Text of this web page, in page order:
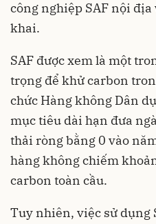
công nghiệp SAF nội
khai.
SAF được xem là một
trọng để khử carbon
chức Hàng không Dân
mục tiêu dài hạn đưa
thải ròng bằng 0 vào
hàng không chiếm
carbon toàn cầu.
Tuy nhiên, việc sử dụng